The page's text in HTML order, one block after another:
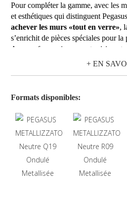
Pour compléter la gamme, avec les
et esthétiques qui distinguent
achever les murs «tout en verre»,
s’enrichit de pièces spéciales pour
Avec sa forme sinueuse et
Pegasus, permet de finir le raccord
bois ou aluminium) avec un effet
majeure et une installation plus facile.
Dans la tonalité de couleurneutre
,
de finir les murs à l’enseigne de la
+ EN
Formats disponibles: